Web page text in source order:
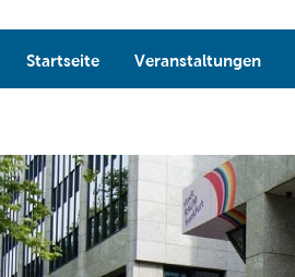
Startseite Veranstaltungen